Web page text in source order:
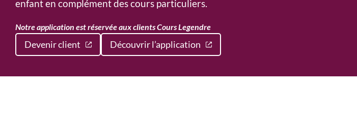
enfant en complément des cours particuliers.
Notre application est réservée aux clients Cours Legendre
Devenir client Découvrir l’application